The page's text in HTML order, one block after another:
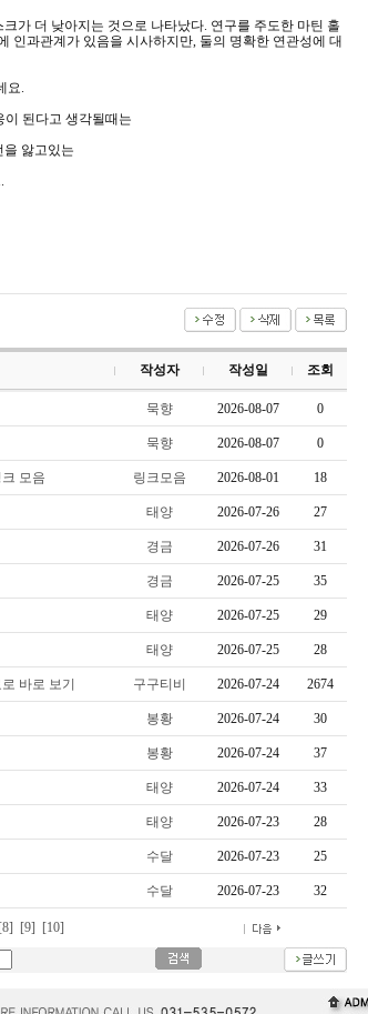
가 더 낮아지는 것으로 나타났다. 연구를 주도한 마틴 홀
인과관계가 있음을 시사하지만, 둘의 명확한 연관성에 대
요.
된다고 생각될때는
을 앓고있는
작성자 작성일 조회
묵향 2026-08-07 0
묵향 2026-08-07 0
모음 링크모음 2026-08-01 18
태양 2026-07-26 27
경금 2026-07-26 31
경금 2026-07-25 35
태양 2026-07-25 29
태양 2026-07-25 28
바로 보기 구구티비 2026-07-24 2674
봉황 2026-07-24 30
봉황 2026-07-24 37
태양 2026-07-24 33
태양 2026-07-23 28
수달 2026-07-23 25
수달 2026-07-23 32
[8] [9] [10]